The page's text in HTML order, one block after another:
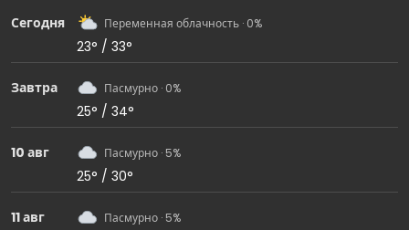
Сегодня Переменная облачность · 0%
23° / 33°
Завтра Пасмурно · 0%
25° / 34°
10 авг Пасмурно · 5%
25° / 30°
11 авг Пасмурно · 5%